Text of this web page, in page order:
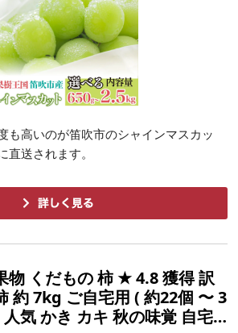
も高いのが笛吹市のシャインマスカッ
直送されます。
物 くだもの 柿 ★ 4.8 獲得 訳
約 7kg ご自宅用 ( 約22個 〜 3
気 かき カキ 秋の味覚 自宅